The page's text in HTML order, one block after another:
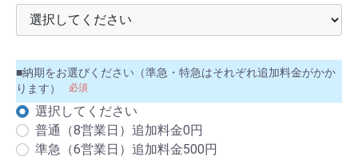
■納期をお選びください（準急・特急はそれぞれ追加料金がかか
ります）
必須
選択してください
普通（8営業日）追加料金0円
準急（6営業日）追加料金500円